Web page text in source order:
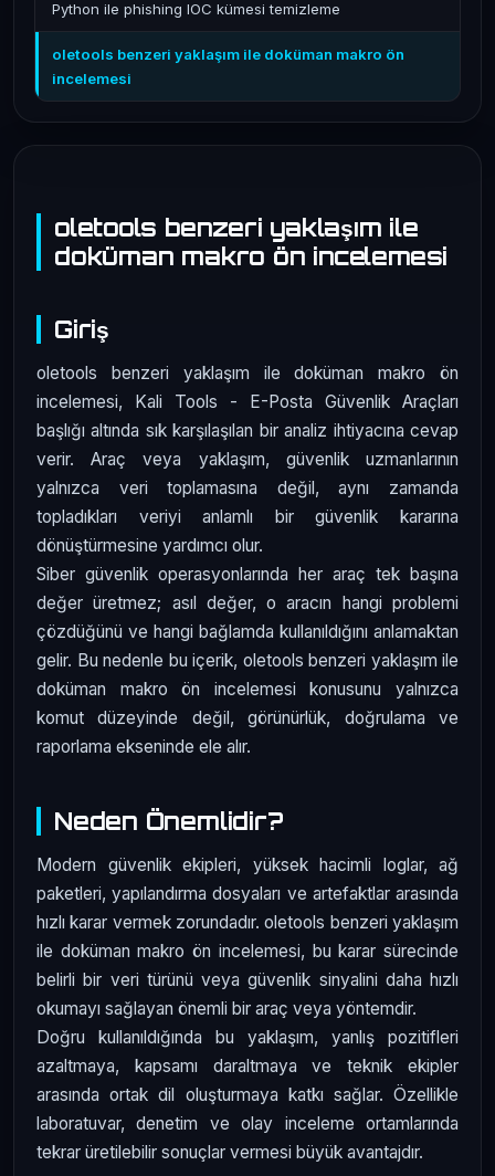
oletools benzeri yaklaşım ile
doküman makro ön incelemesi
Giriş
oletools benzeri yaklaşım ile doküman makro ön
incelemesi, Kali Tools - E-Posta Güvenlik Araçları
başlığı altında sık karşılaşılan bir analiz ihtiyacına cevap
verir. Araç veya yaklaşım, güvenlik uzmanlarının
yalnızca veri toplamasına değil, aynı zamanda
topladıkları veriyi anlamlı bir güvenlik kararına
dönüştürmesine yardımcı olur.
Siber güvenlik operasyonlarında her araç tek başına
değer üretmez; asıl değer, o aracın hangi problemi
çözdüğünü ve hangi bağlamda kullanıldığını anlamaktan
gelir. Bu nedenle bu içerik, oletools benzeri yaklaşım ile
doküman makro ön incelemesi konusunu yalnızca
komut düzeyinde değil, görünürlük, doğrulama ve
raporlama ekseninde ele alır.
Neden Önemlidir?
Modern güvenlik ekipleri, yüksek hacimli loglar, ağ
paketleri, yapılandırma dosyaları ve artefaktlar arasında
hızlı karar vermek zorundadır. oletools benzeri yaklaşım
ile doküman makro ön incelemesi, bu karar sürecinde
belirli bir veri türünü veya güvenlik sinyalini daha hızlı
okumayı sağlayan önemli bir araç veya yöntemdir.
Doğru kullanıldığında bu yaklaşım, yanlış pozitifleri
azaltmaya, kapsamı daraltmaya ve teknik ekipler
arasında ortak dil oluşturmaya katkı sağlar. Özellikle
laboratuvar, denetim ve olay inceleme ortamlarında
tekrar üretilebilir sonuçlar vermesi büyük avantajdır.
Python ile phishing IOC kümesi temizleme
oletools benzeri yaklaşım ile doküman makro ön
incelemesi